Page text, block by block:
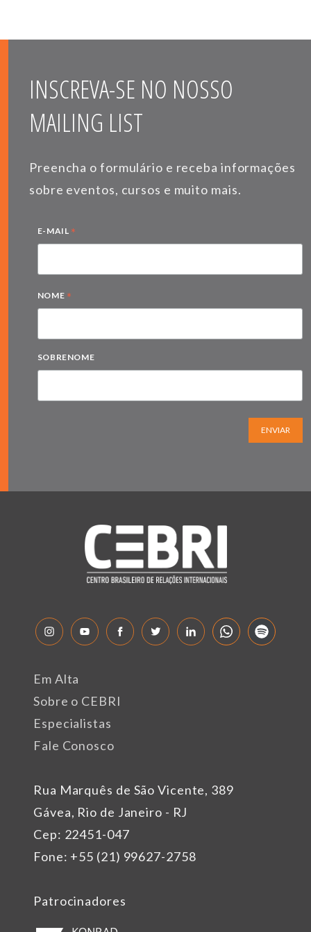
INSCREVA-SE NO NOSSO
MAILING LIST
Preencha o formulário e receba informações
sobre eventos, cursos e muito mais.
E-MAIL *
NOME *
SOBRENOME
ENVIAR
Rua Marquês de São Vicente, 389
Gávea, Rio de Janeiro - RJ
Cep: 22451-047
Fone: +55 (21) 99627-2758
Em Alta
Sobre o CEBRI
Especialistas
Fale Conosco
Patrocinadores